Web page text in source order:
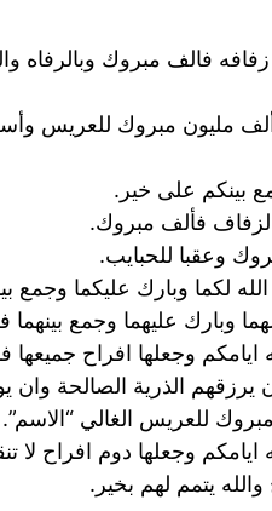
فالف مبروك وبالرفاه
مليون مبروك للعريس
بينكم على خير.
فألف مبروك.
وعقبا للحبايب.
لكما وبارك عليكما وجمع
وبارك عليهما وجمع
ايامكم وجعلها افراح
يرزقهم الذرية الصالحة
للعريس الغالي “الاسم”.
ايامكم وجعلها دوم افراح
يتمم لهم بخير.